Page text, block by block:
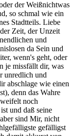
der Weißnichtwas
so schmal wie ein
Stadtteils. Liebe
Zeit, der Unzeit
und
da Sein und
wenn's geht, oder
je missfällt dir, was
unredlich und
abschlage wie einen
denn das Wahre
noch
und daß seine
sind Mir, nicht
gefälligst